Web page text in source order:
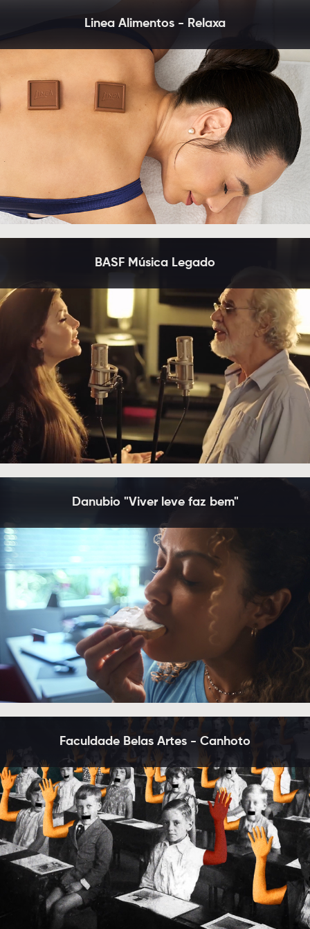
Linea Alimentos - Relaxa
BASF Música Legado
Danubio "Viver leve faz bem"
Faculdade Belas Artes - Canhoto